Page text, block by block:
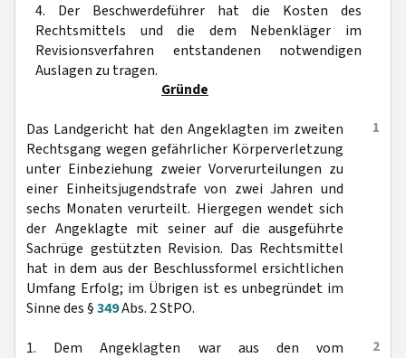
4. Der Beschwerdeführer hat die Kosten des
Rechtsmittels und die dem Nebenkläger im
Revisionsverfahren entstandenen notwendigen
Auslagen zu tragen.
Gründe
1
Das Landgericht hat den Angeklagten im zweiten
Rechtsgang wegen gefährlicher Körperverletzung
unter Einbeziehung zweier Vorverurteilungen zu
einer Einheitsjugendstrafe von zwei Jahren und
sechs Monaten verurteilt. Hiergegen wendet sich
der Angeklagte mit seiner auf die ausgeführte
Sachrüge gestützten Revision. Das Rechtsmittel
hat in dem aus der Beschlussformel ersichtlichen
Umfang Erfolg; im Übrigen ist es unbegründet im
Sinne des §349Abs. 2 StPO.
2
1. Dem Angeklagten war aus den vom